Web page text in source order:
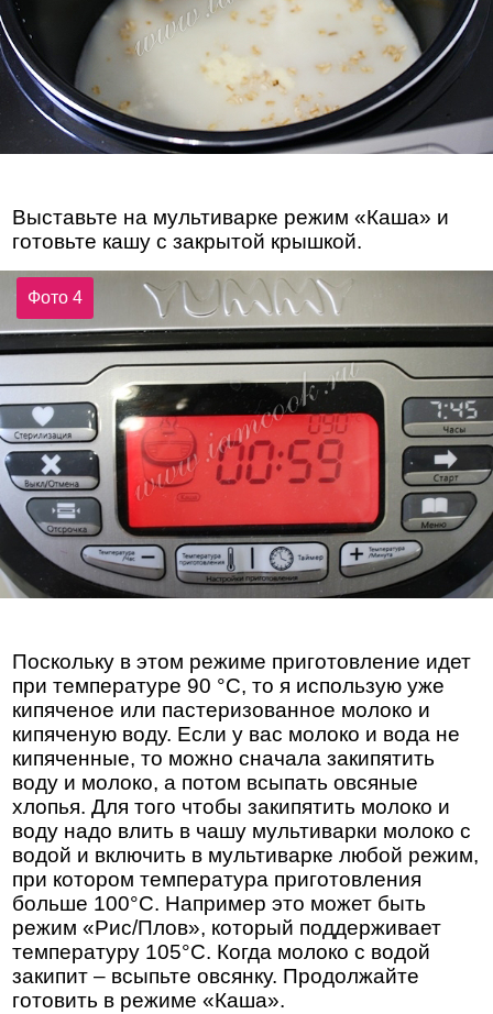
Выставьте на мультиварке режим «Каша» и
готовьте кашу с закрытой крышкой.
Фото 4
Поскольку в этом режиме приготовление идет
при температуре 90 °С, то я использую уже
кипяченое или пастеризованное молоко и
кипяченую воду. Если у вас молоко и вода не
кипяченные, то можно сначала закипятить
воду и молоко, а потом всыпать овсяные
хлопья. Для того чтобы закипятить молоко и
воду надо влить в чашу мультиварки молоко с
водой и включить в мультиварке любой режим,
при котором температура приготовления
больше 100°С. Например это может быть
режим «Рис/Плов», который поддерживает
температуру 105°С. Когда молоко с водой
закипит – всыпьте овсянку. Продолжайте
готовить в режиме «Каша».